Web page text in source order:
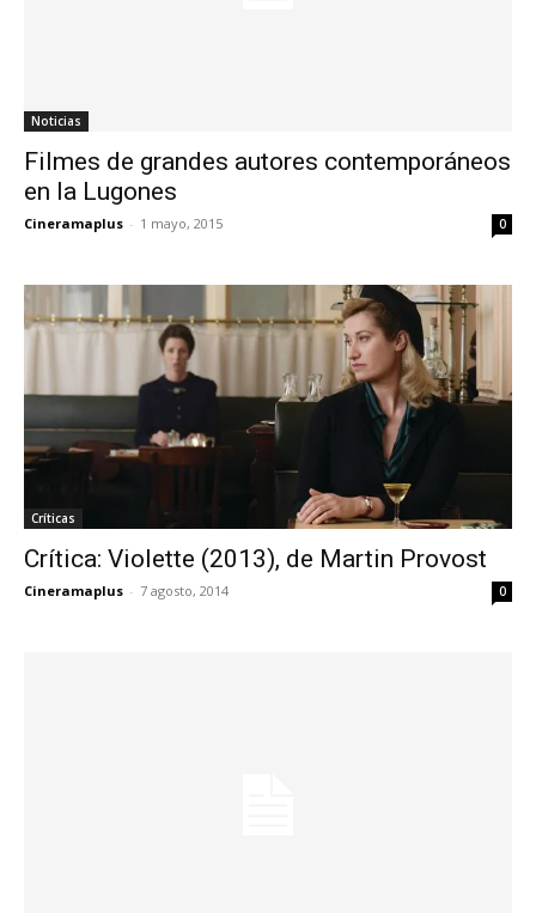
Noticias
Filmes de grandes autores contemporáneos
en la Lugones
Cineramaplus - 1 mayo, 2015 0
Críticas
Crítica: Violette (2013), de Martin Provost
Cineramaplus - 7 agosto, 2014 0